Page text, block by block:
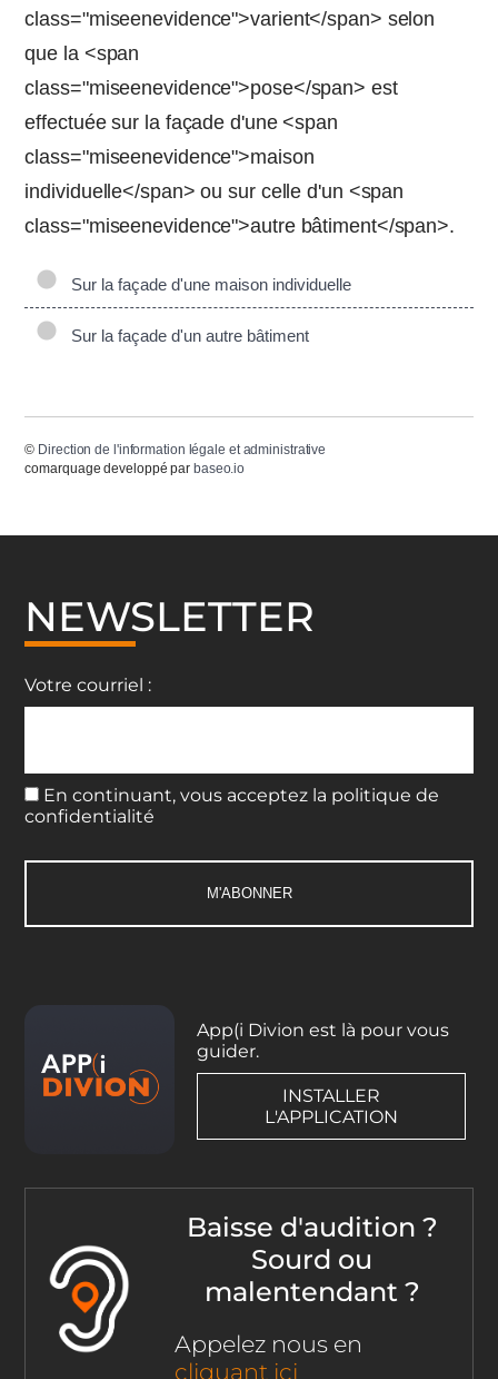
class="miseenevidence">varient</span> selon
que la <span
class="miseenevidence">pose</span> est
effectuée sur la façade d'une <span
class="miseenevidence">maison
individuelle</span> ou sur celle d'un <span
class="miseenevidence">autre bâtiment</span>.
Sur la façade d'une maison individuelle
Sur la façade d'un autre bâtiment
© Direction de l'information légale et administrative
comarquage developpé par baseo.io
NEWSLETTER
Votre courriel :
En continuant, vous acceptez la politique de
confidentialité
App(i Divion est là pour vous
guider.
INSTALLER
L'APPLICATION
Baisse d'audition ?
Sourd ou
malentendant ?
Appelez nous en
cliquant ici